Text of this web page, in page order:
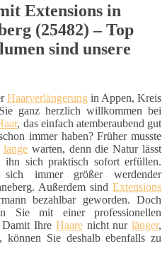
Extensions in
(25482) – Top
sind unsere
Haarverlängerung in Appen, Kreis
ganz herzlich willkommen bei
, das einfach atemberaubend gut
immer haben? Früher musste
lange warten, denn die Natur lässt
sich praktisch sofort erfüllen.
immer größer werdender
Außerdem sind Extensions
bezahlbar geworden. Doch
Sie mit einer professionellen
Damit Ihre Haarenicht nurlänger,
können Sie deshalb ebenfalls zu